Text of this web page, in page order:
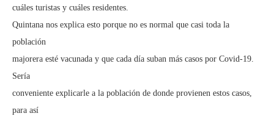
cuáles turistas y cuáles residentes.
Quintana nos explica esto porque no es normal que casi toda la
población
majorera esté vacunada y que cada día suban más casos por Covid-19.
Sería
conveniente explicarle a la población de donde provienen estos casos,
para así